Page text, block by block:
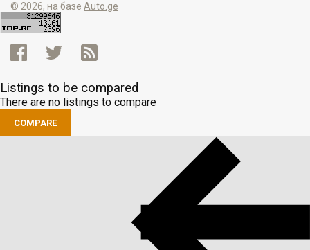
© 2026, на базе Auto.ge
Listings to be compared
There are no listings to compare
COMPARE